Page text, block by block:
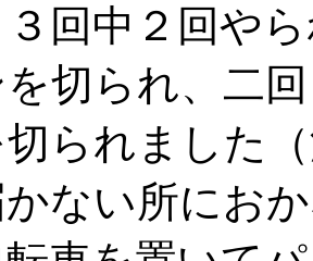
回中２回や
切られ、二
られました
ない所にお